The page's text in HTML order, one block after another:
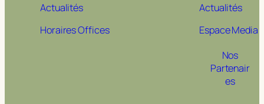
Actualités
Horaires Offices
Actualités
Espace Media
Nos
Partenair
es